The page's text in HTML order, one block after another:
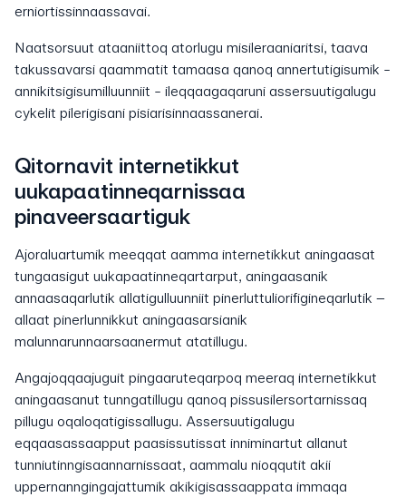
erniortissinnaassavai.
Naatsorsuut ataaniittoq atorlugu misileraaniaritsi, taava
takussavarsi qaammatit tamaasa qanoq annertutigisumik -
annikitsigisumilluunniit - ileqqaagaqaruni assersuutigalugu
cykelit pilerigisani pisiarisinnaassanerai.
Qitornavit internetikkut
uukapaatinneqarnissaa
pinaveersaartiguk
Ajoraluartumik meeqqat aamma internetikkut aningaasat
tungaasigut uukapaatinneqartarput, aningaasanik
annaasaqarlutik allatigulluunniit pinerluttuliorifigineqarlutik –
allaat pinerlunnikkut aningaasarsianik
malunnarunnaarsaanermut atatillugu.
Angajoqqaajuguit pingaaruteqarpoq meeraq internetikkut
aningaasanut tunngatillugu qanoq pissusilersortarnissaq
pillugu oqaloqatigissallugu. Assersuutigalugu
eqqaasassaapput paasissutissat inniminartut allanut
tunniutinngisaannarnissaat, aammalu nioqqutit akii
uppernanngingajattumik akikigisassaappata immaqa